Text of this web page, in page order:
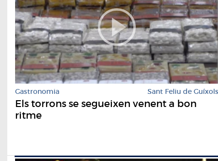
Gastronomia Sant Feliu de Guíxols
Els torrons se segueixen venent a bon
ritme